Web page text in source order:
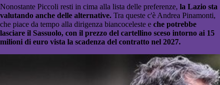
Nonostante Piccoli resti in cima alla lista delle preferenze, la Lazio sta
valutando anche delle alternative. Tra queste c'è Andrea Pinamonti,
che piace da tempo alla dirigenza biancoceleste e che potrebbe
lasciare il Sassuolo, con il prezzo del cartellino sceso intorno ai 15
milioni di euro vista la scadenza del contratto nel 2027.